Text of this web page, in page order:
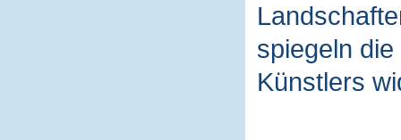
spiegeln
Künstlers